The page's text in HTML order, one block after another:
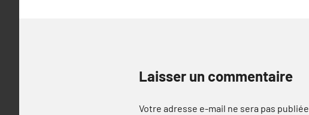
Laisser un commentaire
Votre adresse e-mail ne sera pas publiée.